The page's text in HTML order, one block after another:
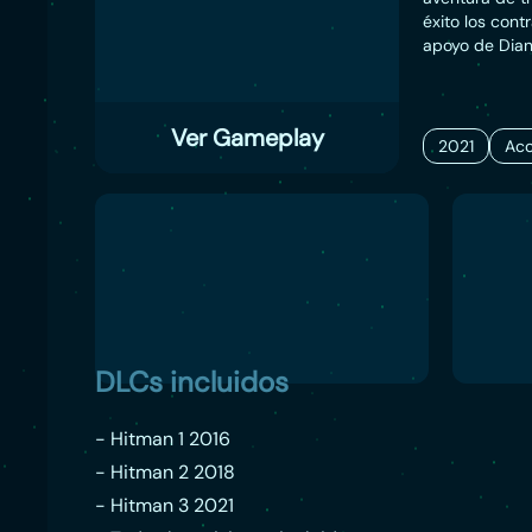
Ver Gameplay
éxito los
apoyo de
unir fuerzas
para cumplir
el desenlace
jugador visita
emírato
mansión
historias de
recreados
por la
2021
DLCs incluidos
- Hitman 1 2016
- Hitman 2 2018
- Hitman 3 2021